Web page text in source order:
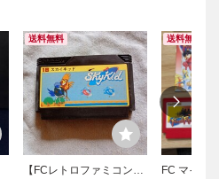
送料無料
【FCレトロファミコンソ
送料無料
FC マイテ